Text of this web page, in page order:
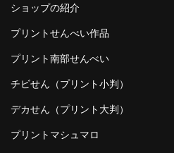
ショップの紹介
プリントせんべい作品
プリント南部せんべい
チビせん（プリント小判）
デカせん（プリント大判）
プリントマシュマロ